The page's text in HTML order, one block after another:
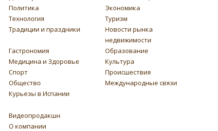
Политика
Экономика
Технология
Туризм
Традиции и праздники
Новости рынка
недвижимости
Гастрономия
Образование
Медицина и Здоровье
Культура
Спорт
Происшествия
Общество
Международные связи
Курьезы в Испании
Видеопродакшн
О компании